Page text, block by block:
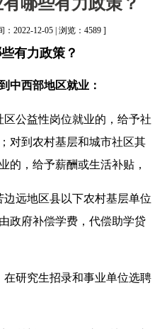
2022-12-05 | 浏览：4589 ]
有力政策？
中西部地区就业：
公益性岗位就业的，给予社
对到农村基层和城市社区其
的，给予薪酬或生活补贴，
远地区县以下农村基层单位
政府补偿学费，代偿助学贷
研究生招录和事业单位选聘